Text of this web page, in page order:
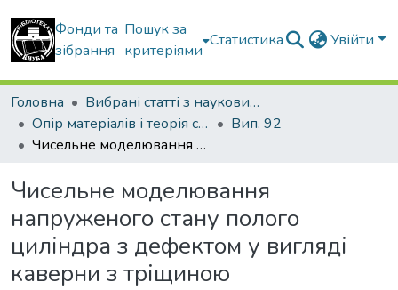
Фонди та
зібрання
Пошук за
критеріями
Статистика Увійти
Головна
Вибрані статті з наукових збірників КНУБА
Опір матеріалів і теорія споруд
Вип. 92
Чисельне моделювання напруженого стану полого циліндра з дефектом у вигляді каверни з тріщиною
Чисельне моделювання
напруженого стану полого
циліндра з дефектом у вигляді
каверни з тріщиною